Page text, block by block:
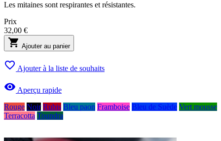
Les mitaines sont respirantes et résistantes.
Prix
32,00 €
 Ajouter au panier
 Ajouter à la liste de souhaits
 Aperçu rapide
Rouge Noir Rubis Bleu paon Framboise Bleu de Suède Vert mousse
Terracotta Toundra